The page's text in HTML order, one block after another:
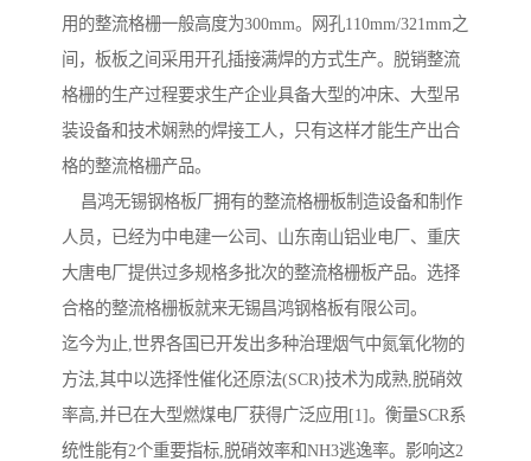
用的整流格栅一般高度为300mm。网孔110mm/321mm之
间，板板之间采用开孔插接满焊的方式生产。脱销整流
格栅的生产过程要求生产企业具备大型的冲床、大型吊
装设备和技术娴熟的焊接工人，只有这样才能生产出合
格的整流格栅产品。
昌鸿无锡钢格板厂拥有的整流格栅板制造设备和制作
人员，已经为中电建一公司、山东南山铝业电厂、重庆
大唐电厂提供过多规格多批次的整流格栅板产品。选择
合格的整流格栅板就来无锡昌鸿钢格板有限公司。
迄今为止,世界各国已开发出多种治理烟气中氮氧化物的
方法,其中以选择性催化还原法(SCR)技术为成熟,脱硝效
率高,并已在大型燃煤电厂获得广泛应用[1]。衡量SCR系
统性能有2个重要指标,脱硝效率和NH3逃逸率。影响这2